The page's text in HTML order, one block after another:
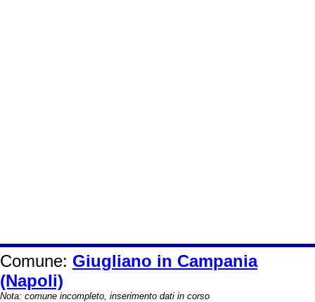
Comune: Giugliano in Campania
(Napoli)
Nota: comune incompleto, inserimento dati in corso